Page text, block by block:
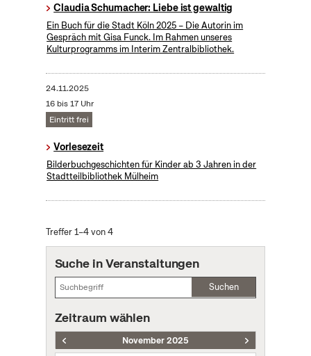
Claudia Schumacher: Liebe ist gewaltig
Ein Buch für die Stadt Köln 2025 – Die Autorin im
Gespräch mit Gisa Funck. Im Rahmen unseres
Kulturprogramms im Interim Zentralbibliothek.
24.11.2025
16 bis 17 Uhr
Eintritt frei
Vorlesezeit
Bilderbuchgeschichten für Kinder ab 3 Jahren in der
Stadtteilbibliothek Mülheim
Treffer 1–4 von 4
Suche in Veranstaltungen
Suchen
Zeitraum wählen
November 2025